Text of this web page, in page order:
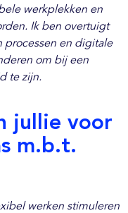
werkplekken en
Ik ben overtuigt
processen en digitale
om bij een
te zijn.
jullie voor
m.b.t.
werken stimuleren